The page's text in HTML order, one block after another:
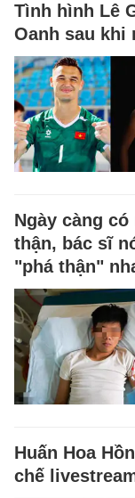
Tình hình Lê
Oanh sau khi
Ngày càng
thận, bác sĩ
"phá thận"
Huấn Hoa
chế